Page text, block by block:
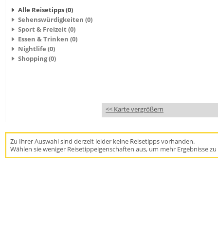
Alle Reisetipps (0)
Sehenswürdigkeiten (0)
Sport & Freizeit (0)
Essen & Trinken (0)
Nightlife (0)
Shopping (0)
<< Karte vergrößern
Zu Ihrer Auswahl sind derzeit leider keine Reisetipps vorhanden.
Wählen sie weniger Reisetippeigenschaften aus, um mehr Ergebnisse